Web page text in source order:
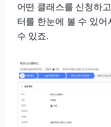
어떤 클래스를 신청하
터를 한눈에 볼 수 있
수 있죠.